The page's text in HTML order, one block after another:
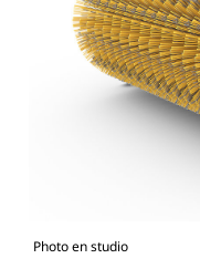
Photo en studio